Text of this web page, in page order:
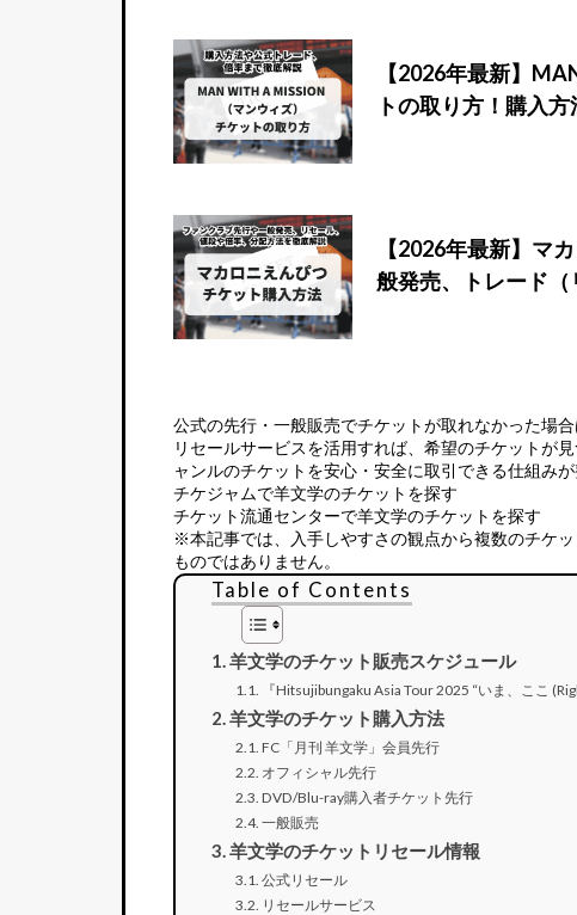
【2026年最新】
トの取り方！購入
【2026年最新】マ
般発売、トレード
公式の先行・一般販売でチケットが取れなかった場合
リセールサービスを活用すれば、希望のチケットが
ャンルのチケットを安心・安全に取引できる仕組みが
チケジャムで羊文学のチケットを探す
チケット流通センターで羊文学のチケットを探す
※本記事では、入手しやすさの観点から複数のチケ
ものではありません。
Table of Contents
羊文学のチケット販売スケジュール
『Hitsujibungaku Asia Tour 2025 “いま、ここ
羊文学のチケット購入方法
FC「月刊 羊文学」会員先行
オフィシャル先行
DVD/Blu-ray購入者チケット先行
一般販売
羊文学のチケットリセール情報
公式リセール
リセールサービス